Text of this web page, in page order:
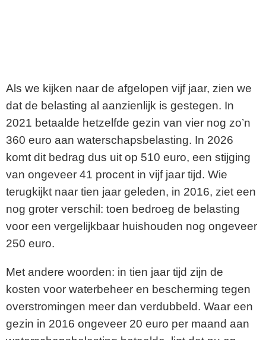
Als we kijken naar de afgelopen vijf jaar, zien we
dat de belasting al aanzienlijk is gestegen. In
2021 betaalde hetzelfde gezin van vier nog zo’n
360 euro aan waterschapsbelasting. In 2026
komt dit bedrag dus uit op 510 euro, een stijging
van ongeveer 41 procent in vijf jaar tijd. Wie
terugkijkt naar tien jaar geleden, in 2016, ziet een
nog groter verschil: toen bedroeg de belasting
voor een vergelijkbaar huishouden nog ongeveer
250 euro.
Met andere woorden: in tien jaar tijd zijn de
kosten voor waterbeheer en bescherming tegen
overstromingen meer dan verdubbeld. Waar een
gezin in 2016 ongeveer 20 euro per maand aan